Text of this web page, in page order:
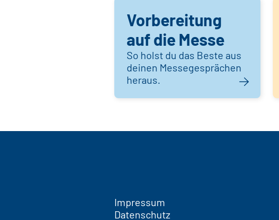
Vorbereitung
auf die Messe
So holst du das Beste aus
deinen Messegesprächen
heraus.
Impressum
Datenschutz